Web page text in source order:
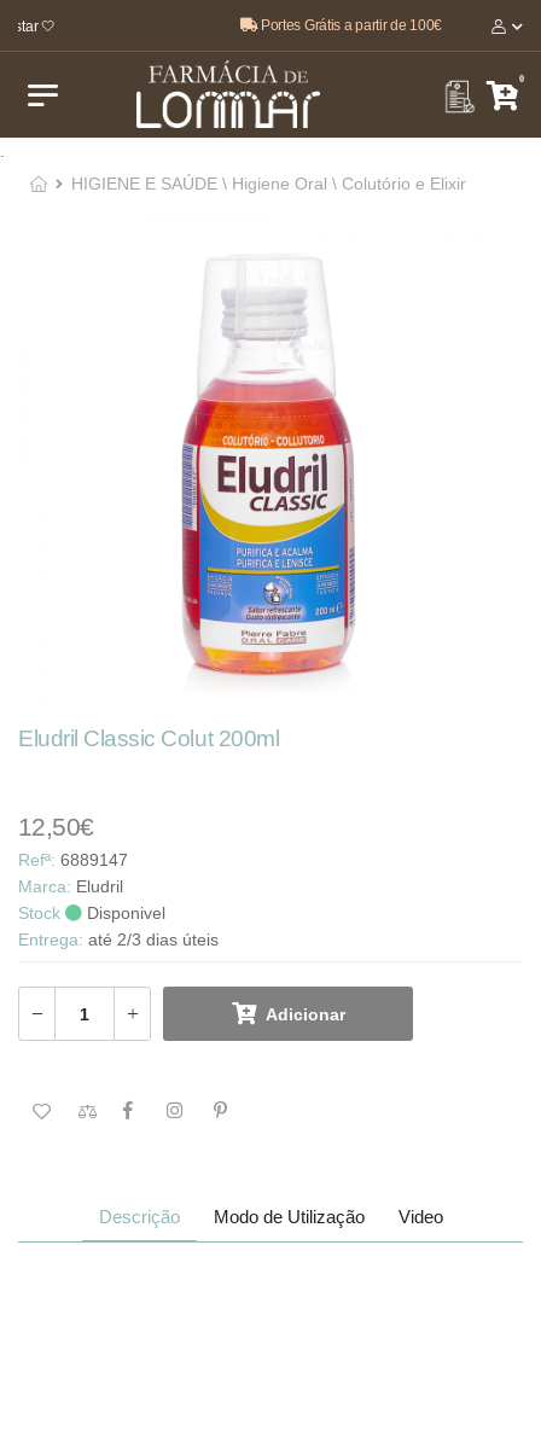
🤍 Portes Grátis a partir de 100€
0
HIGIENE E SAÚDE \ Higiene Oral \ Colutório e Elixir
Descrição Modo de Utilização Video
Eludril Classic Colut 200ml
12,50€
Refª: 6889147
Marca: Eludril
Stock
Disponivel
Entrega: até 2/3 dias úteis
Adicionar